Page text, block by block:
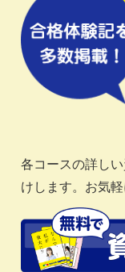
各コースの詳し
けします。お気